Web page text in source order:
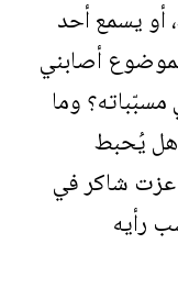
أو يسمع أحد
أصابني
وما
يُحبط
عزت شاكر في
رأيه